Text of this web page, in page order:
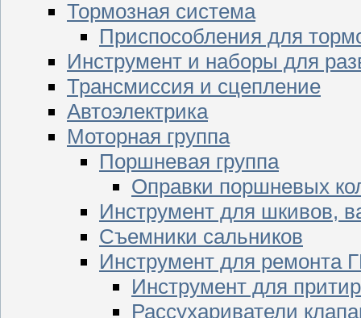
Тормозная система
Приспособления для
Инструмент и наборы для
Трансмиссия и сцепление
Автоэлектрика
Моторная группа
Поршневая группа
Оправки поршневых
Инструмент для шкивов,
Съемники сальников
Инструмент для ремонта
Инструмент для
Рассухариватели